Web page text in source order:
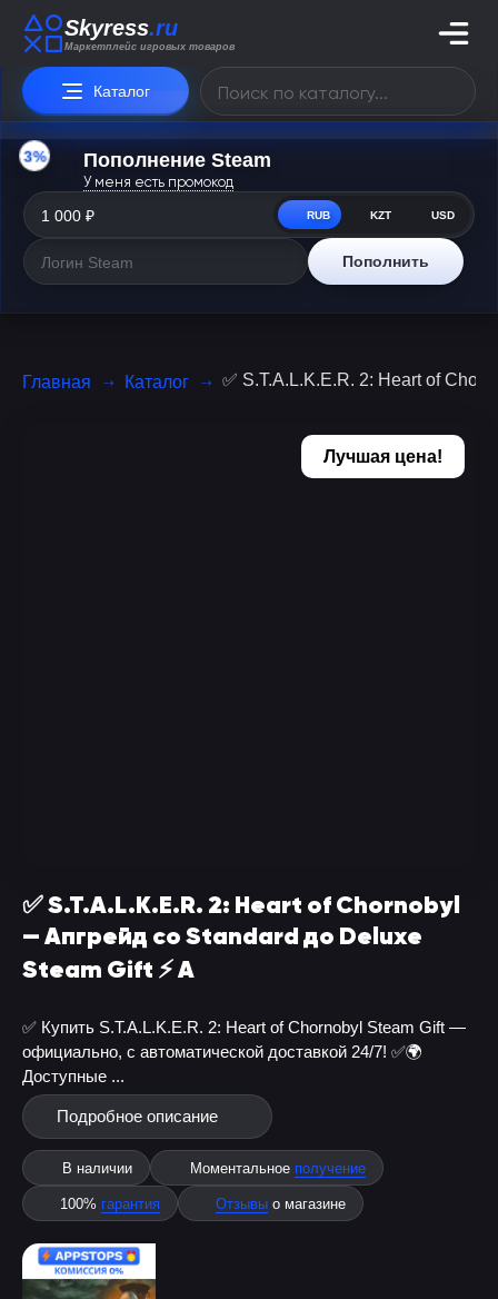
Skyress.ru
Маркетплейс игровых товаров
Каталог
3% Пополнение Steam
У меня есть промокод
RUB KZT USD
Пополнить
Главная Каталог ✅ S.T.A.L.K.E.R. 2: Heart of
Лучшая цена!
✅ S.T.A.L.K.E.R. 2: Heart of Chornobyl
— Апгрейд со Standard до Deluxe
Steam Gift ⚡ А
✅ Купить S.T.A.L.K.E.R. 2: Heart of Chornobyl Steam Gift —
официально, с автоматической доставкой 24/7! ✅🌍
Доступные ...
Подробное описание
В наличии Моментальное получение
100% гарантия Отзывы о магазине